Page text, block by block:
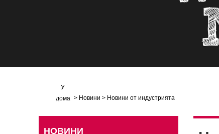
У
дома > Новини > Новини от индустрията
НОВИНИ